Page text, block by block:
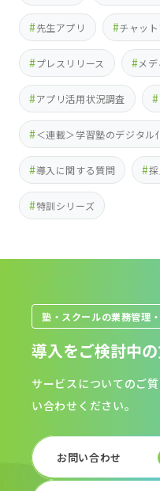
先生アプリ チャッ
プレスリリース メ
アプリ活用状況調査
＜連載＞学習塾のデジタル
導入に関する質問
特訓シリーズ
塾・スクールの業務管理
導入をご検討中
サービスについてのご
い合わせください。
お問い合わせ